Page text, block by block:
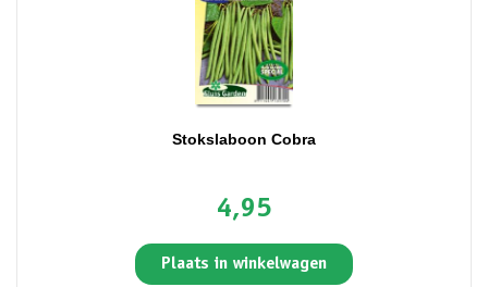
Stokslaboon Cobra
4,95
Plaats in winkelwagen